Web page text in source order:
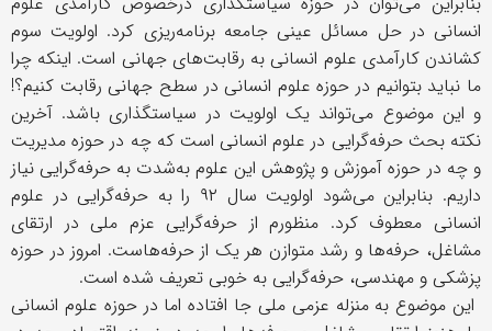
انسانی در حل مسائل عینی جامعه برنامه‌ریزی کرد. اولویت سوم
کشاندن کارآمدی علوم انسانی به رقابت‌های جهانی است. اینکه چرا
ما نباید بتوانیم در حوزه علوم انسانی در سطح جهانی رقابت کنیم؟!
و این موضوع می‌تواند یک اولویت در سیاستگذاری باشد. آخرین
نکته بحث حرفه‌گرایی در علوم انسانی است که چه در حوزه مدیریت
و چه در حوزه آموزش و پژوهش این علوم به‌شدت به حرفه‌گرایی نیاز
داریم. بنابراین می‌شود اولویت سال ۹۲ را به حرفه‌گرایی در علوم
انسانی معطوف کرد. منظورم از حرفه‌گرایی عزم ملی در ارتقای
مشاغل، حرفه‌ها و رشد متوازن هر یک از حرفه‌هاست. امروز در حوزه
پزشکی و مهندسی، حرفه‌گرایی به خوبی تعریف شده است.
این موضوع به منزله عزمی ملی جا افتاده اما در حوزه علوم انسانی